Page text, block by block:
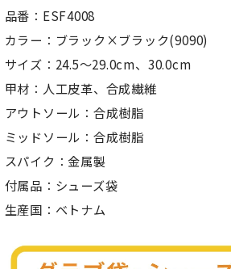
品番：ESF4008
カラー：ブラック×ブラック(9090)
サイズ：24.5〜29.0cm、30.0cm
甲材：人工皮革、合成繊維
アウトソール：合成樹脂
ミッドソール：合成樹脂
スパイク：金属製
付属品：シューズ袋
生産国：ベトナム